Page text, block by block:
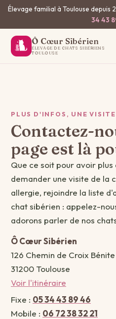
Élevage familial à Toulouse depuis
34 43
Ô Cœur Sibérien
ÉLEVAGE DE CHATS SIBÉRIENS
TOULOUSE
PLUS D'INFOS, UNE
Contactez-
page est là
Que ce soit pour avoir
demander une visite de la
allergie, rejoindre la liste
chat sibérien : appelez-
adorons parler de nos
Ô Cœur Sibérien
126 Chemin de Croix Bénite
31200 Toulouse
Voir l'itinéraire
Fixe : 05 34 43 89 46
Mobile : 06 72 38 32 21